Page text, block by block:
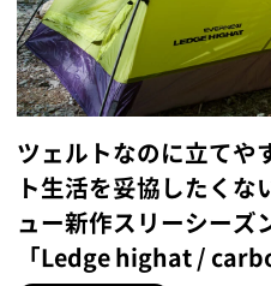
ツェルトなのに立てや
ト生活を妥協したくな
ュー新作スリーシーズ
「Ledge highat /